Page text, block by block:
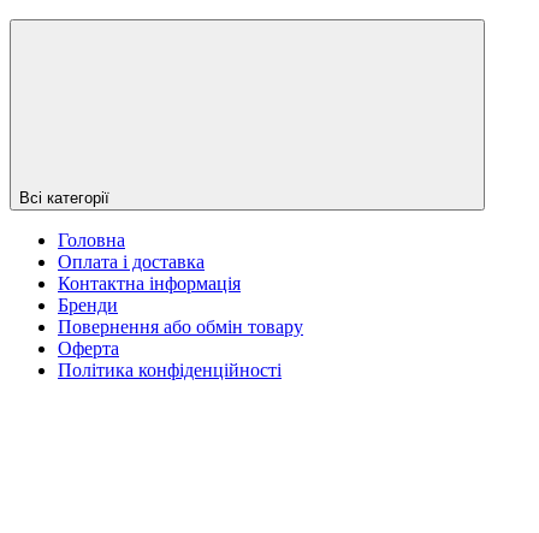
Всі категорії
Головна
Оплата і доставка
Контактна інформація
Бренди
Повернення або обмін товару
Оферта
Політика конфіденційності